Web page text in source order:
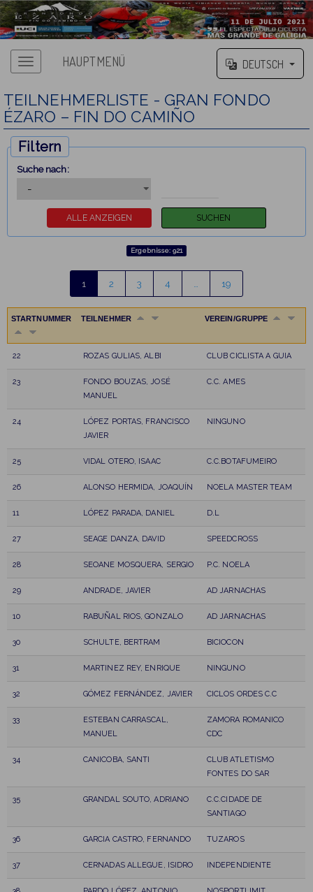
HAUPTMENÜ DEUTSCH
TEILNEHMERLISTE - GRAN FONDO
ÉZARO – FIN DO CAMIÑO
Filtern
Suche nach:
Ergebnisse: 921
1 2 3 4 19
STARTNUMMER TEILNEHMER VEREIN/GRUPPE
22 ROZAS GULIAS, ALBI CLUB CICLISTA A GUIA
23
FONDO BOUZAS, JOSÉ
MANUEL
C.C. AMES
24
LÓPEZ PORTAS, FRANCISCO
JAVIER
NINGUNO
25 VIDAL OTERO, ISAAC C.C.BOTAFUMEIRO
26 ALONSO HERMIDA, JOAQUÍN NOELA MASTER TEAM
11 LÓPEZ PARADA, DANIEL D.L
27 SEAGE DANZA, DAVID SPEEDCROSS
28 SEOANE MOSQUERA, SERGIO P.C. NOELA
29 ANDRADE, JAVIER AD JARNACHAS
10 RABUÑAL RIOS, GONZALO AD JARNACHAS
30 SCHULTE, BERTRAM BICIOCON
31 MARTINEZ REY, ENRIQUE NINGUNO
32 GÓMEZ FERNÁNDEZ, JAVIER CICLOS ORDES C.C
33
ESTEBAN CARRASCAL,
MANUEL
ZAMORA ROMANICO
CDC
34 CANICOBA, SANTI
CLUB ATLETISMO
FONTES DO SAR
35 GRANDAL SOUTO, ADRIANO
C.C.CIDADE DE
SANTIAGO
36 GARCIA CASTRO, FERNANDO TUZAROS
37 CERNADAS ALLEGUE, ISIDRO INDEPENDIENTE